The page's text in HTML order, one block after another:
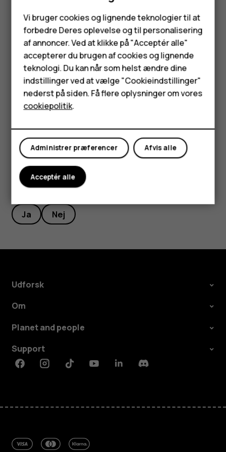
Smartphones
Feature-telefoner
Tilbehør
HMD Terra M
Tablets
Min konto
samtidig i ca. 30 sekunder, eller indtil rodmenuen
vises. Vælg derefter den handling, du vil udføre, i
rodmenuen, i dette tilfælde "Wipe data/factory
reset".
Alternativt kan du også foretage en total nulstilling
ved at trykke på Indstillinger > Sikkerhedskopiering
og nulstilling > Nulstil fabriksdata > Nulstil telefon >
Synes du, dette var nyttigt?
Ja Nej
Udforsk
Om
Planet and people
Support
FacebookInstagramTiktokYoutubeLinkedinDiscord
Vi bruger cookies og lignende teknologier til at
forbedre Deres oplevelse og til personalisering
af annoncer. Ved at klikke på "Acceptér alle"
accepterer du brugen af cookies og lignende
teknologi. Du kan når som helst ændre dine
indstillinger ved at vælge "Cookieindstillinger"
nederst på siden. Få flere oplysninger om vores
cookiepolitik.
Afvis alle
Administrer præferencer
Acceptér alle